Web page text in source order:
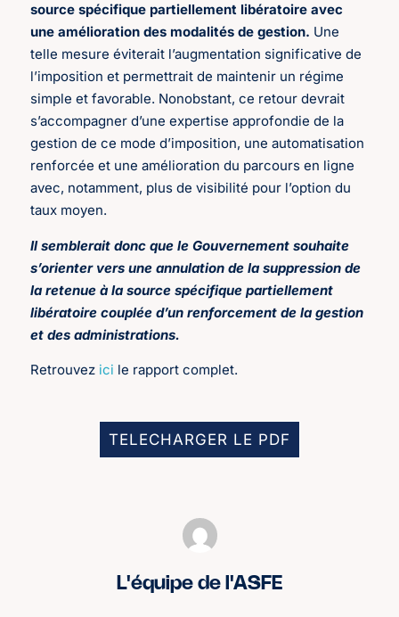
source spécifique partiellement libératoire avec
une amélioration des modalités de gestion. Une
telle mesure éviterait l’augmentation significative de
l’imposition et permettrait de maintenir un régime
simple et favorable. Nonobstant, ce retour devrait
s’accompagner d’une expertise approfondie de la
gestion de ce mode d’imposition, une automatisation
renforcée et une amélioration du parcours en ligne
avec, notamment, plus de visibilité pour l’option du
taux moyen.
Il semblerait donc que le Gouvernement souhaite
s’orienter vers une annulation de la suppression de
la retenue à la source spécifique partiellement
libératoire couplée d’un renforcement de la gestion
et des administrations.
Retrouvez ici le rapport complet.
TELECHARGER LE PDF
L'équipe de l'ASFE